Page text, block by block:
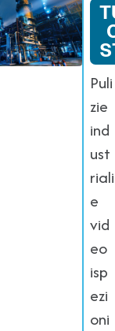
Puli
zie
ind
ust
riali
e
vid
eo
isp
ezi
oni